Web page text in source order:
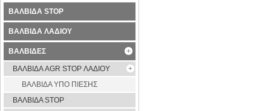
ΒΑΛΒΙΔΑ STOP
ΒΑΛΒΙΔΑ ΛΑΔΙΟΥ
ΒΑΛΒΙΔΕΣ
ΒΑΛΒΙΔΑ AGR STOP ΛΑΔΙΟΥ
ΒΑΛΒΙΔΑ ΥΠΟ ΠΙΕΣΗΣ
ΒΑΛΒΙΔΑ STOP